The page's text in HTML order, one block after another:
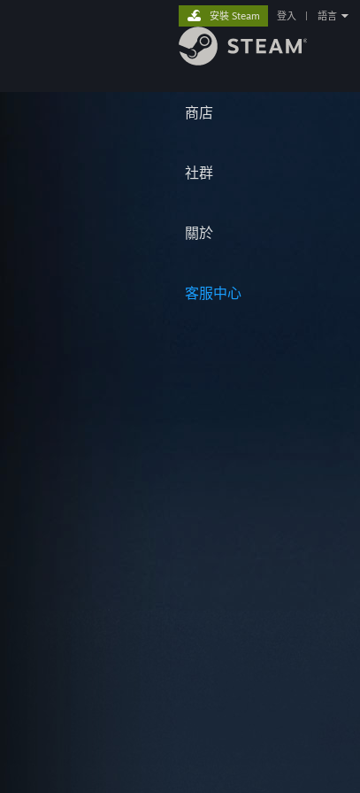
商店
社群
關於
客服中心
安裝 Steam 登入 語言